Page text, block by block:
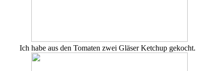
Ich habe aus den Tomaten zwei Gläser Ketchup gekocht.